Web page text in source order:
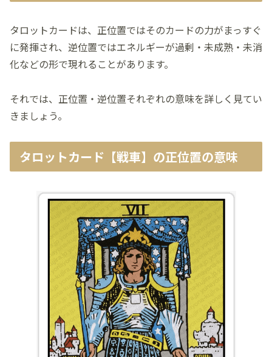
タロットカードは、正位置ではそのカードの力がまっすぐ
に発揮され、逆位置ではエネルギーが過剰・未成熟・未消
化などの形で現れることがあります。
それでは、正位置・逆位置それぞれの意味を詳しく見てい
きましょう。
タロットカード【戦車】の正位置の意味